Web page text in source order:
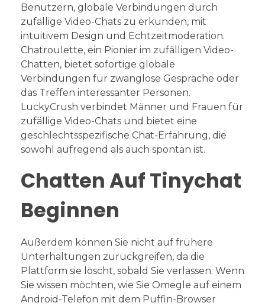
Benutzern, globale Verbindungen durch
zufällige Video-Chats zu erkunden, mit
intuitivem Design und Echtzeitmoderation.
Chatroulette, ein Pionier im zufälligen Video-
Chatten, bietet sofortige globale
Verbindungen für zwanglose Gespräche oder
das Treffen interessanter Personen.
LuckyCrush verbindet Männer und Frauen für
zufällige Video-Chats und bietet eine
geschlechtsspezifische Chat-Erfahrung, die
sowohl aufregend als auch spontan ist.
Chatten Auf Tinychat
Beginnen
Außerdem können Sie nicht auf frühere
Unterhaltungen zurückgreifen, da die
Plattform sie löscht, sobald Sie verlassen. Wenn
Sie wissen möchten, wie Sie Omegle auf einem
Android-Telefon mit dem Puffin-Browser